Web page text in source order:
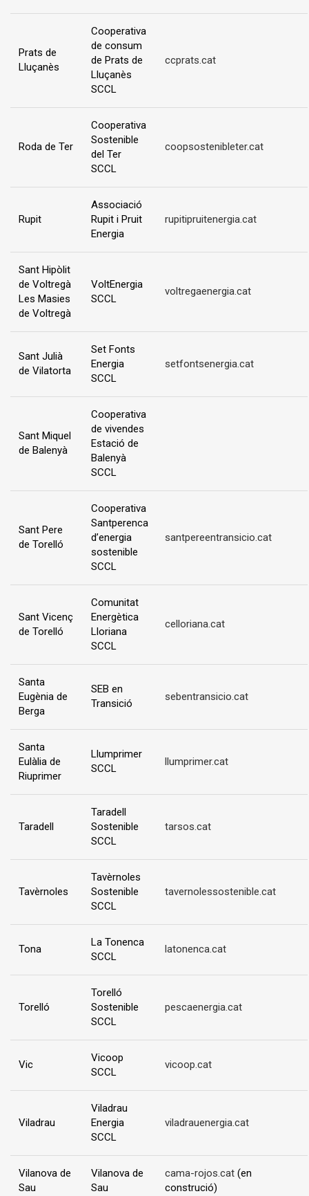
Prats de
Lluçanès
Cooperativa
de consum
de Prats de
Lluçanès
SCCL
ccprats.cat
Roda de Ter
Cooperativa
Sostenible
del Ter
SCCL
coopsostenibleter.cat
Rupit
Associació
Rupit i Pruit
Energia
rupitipruitenergia.cat
Sant Hipòlit
de Voltregà
Les Masies
de Voltregà
VoltEnergia
SCCL
voltregaenergia.cat
Sant Julià
de Vilatorta
Set Fonts
Energia
SCCL
setfontsenergia.cat
Sant Miquel
de Balenyà
Cooperativa
de vivendes
Estació de
Balenyà
SCCL
Sant Pere
de Torelló
Cooperativa
Santperenca
d’energia
sostenible
SCCL
santpereentransicio.cat
Sant Vicenç
de Torelló
Comunitat
Energètica
Lloriana
SCCL
celloriana.cat
Santa
Eugènia de
Berga
SEB en
Transició
sebentransicio.cat
Santa
Eulàlia de
Riuprimer
Llumprimer
SCCL
llumprimer.cat
Taradell
Taradell
Sostenible
SCCL
tarsos.cat
Tavèrnoles
Tavèrnoles
Sostenible
SCCL
tavernolessostenible.cat
Tona
La Tonenca
SCCL
latonenca.cat
Torelló
Torelló
Sostenible
SCCL
pescaenergia.cat
Vic
Vicoop
SCCL
vicoop.cat
Viladrau
Viladrau
Energia
SCCL
viladrauenergia.cat
Vilanova de
Sau
Vilanova de
Sau
cama-rojos.cat (en
construció)